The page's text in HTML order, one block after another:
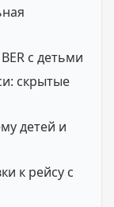
с детьми
скрытые
детей и
к рейсу с